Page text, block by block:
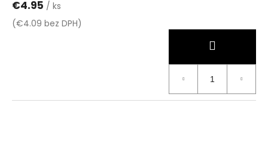
€4.95 / ks
(€4.09 bez DPH)